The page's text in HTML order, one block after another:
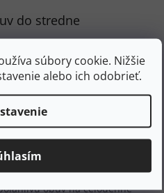
súbory cookie. Nižšie
alebo ich odobrieť.
do stredne
s odvodom potu vďaka
štruktúre
mokrom blate vďaka
do nerovného povrchu
mokrých skalách vďaka
5 - 6 palcov nad
oporu
konštrukcie a odolných
obuv na celodenné